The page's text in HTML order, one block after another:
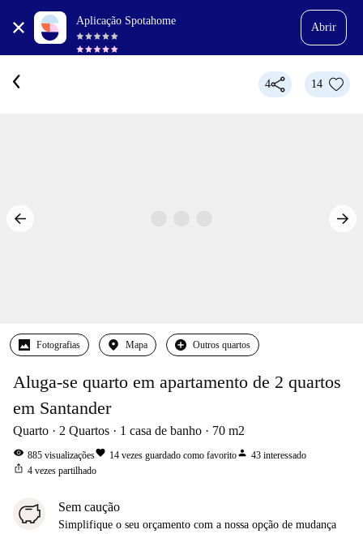
Aplicação Spotahome
Abrir
4 14
Fotografias Mapa Outros quartos
Aluga-se quarto em apartamento de 2 quartos
em Santander
Quarto 2 Quartos 1 casa de banho 70 m2
visibility 885 visualizaçõesfavorite 14 vezes guardado como favoritoperson 43 interessado
ios_share 4 vezes partilhado
Sem caução
Simplifique o seu orçamento com a nossa opção de mudança